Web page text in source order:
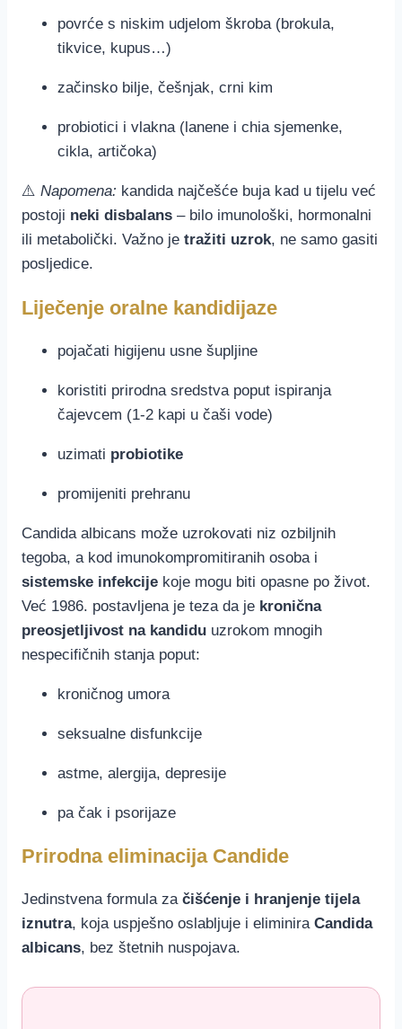
povrće s niskim udjelom škroba (brokula,
tikvice, kupus…)
začinsko bilje, češnjak, crni kim
probiotici i vlakna (lanene i chia sjemenke,
cikla, artičoka)
⚠️ Napomena: kandida najčešće buja kad u tijelu već
postoji neki disbalans – bilo imunološki, hormonalni
ili metabolički. Važno je tražiti uzrok, ne samo gasiti
posljedice.
Liječenje oralne kandidijaze
pojačati higijenu usne šupljine
koristiti prirodna sredstva poput ispiranja
čajevcem (1-2 kapi u čaši vode)
uzimati probiotike
promijeniti prehranu
Candida albicans može uzrokovati niz ozbiljnih
tegoba, a kod imunokompromitiranih osoba i
sistemske infekcije koje mogu biti opasne po život.
Već 1986. postavljena je teza da je kronična
preosjetljivost na kandidu uzrokom mnogih
nespecifičnih stanja poput:
kroničnog umora
seksualne disfunkcije
astme, alergija, depresije
pa čak i psorijaze
Prirodna eliminacija Candide
Jedinstvena formula za čišćenje i hranjenje tijela
iznutra, koja uspješno oslabljuje i eliminira Candida
albicans, bez štetnih nuspojava.